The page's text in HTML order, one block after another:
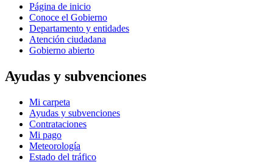
Página de inicio
Conoce el Gobierno
Departamento y entidades
Atención ciudadana
Gobierno abierto
Ayudas y subvenciones
Mi carpeta
Ayudas y subvenciones
Contrataciones
Mi pago
Meteorología
Estado del tráfico